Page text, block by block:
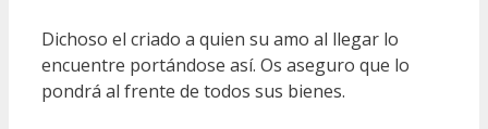
Dichoso el criado a quien su amo al llegar lo
encuentre portándose así. Os aseguro que lo
pondrá al frente de todos sus bienes.